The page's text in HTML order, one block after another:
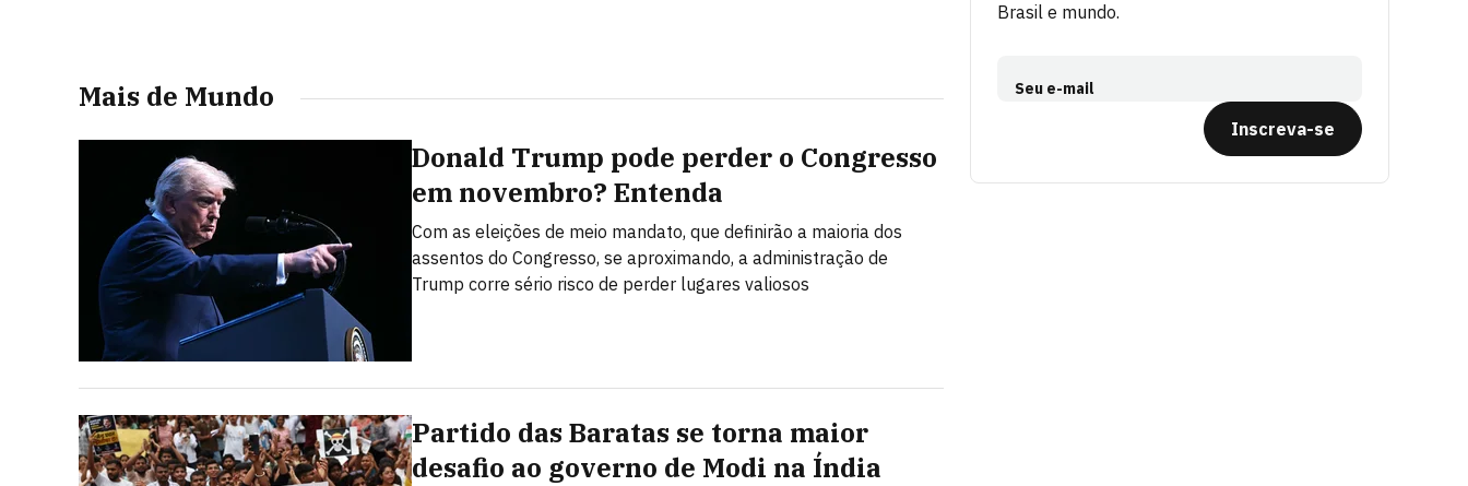
Mais de Mundo
Donald Trump pode perder o Congresso
em novembro? Entenda
Com as eleições de meio mandato, que definirão a maioria dos
assentos do Congresso, se aproximando, a administração de
Trump corre sério risco de perder lugares valiosos
Partido das Baratas se torna maior
desafio ao governo de Modi na Índia
Brasil e mundo.
Seu e-mail
Inscreva-se